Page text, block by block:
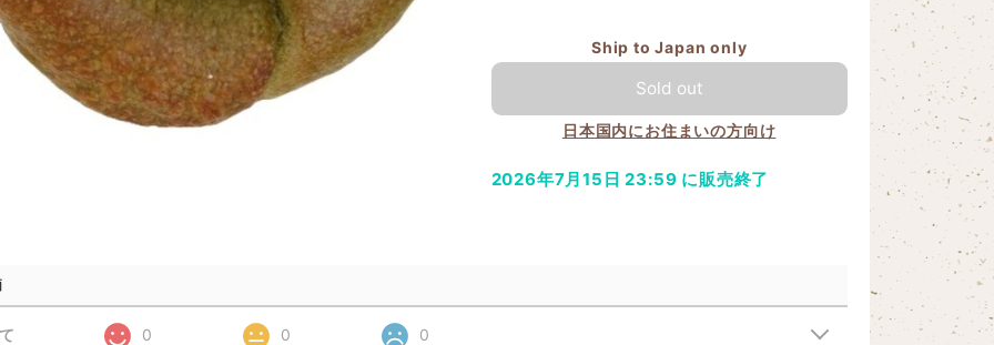
Ship to Japan only
Sold out
日本国内にお住まいの方向け
2026年7月15日 23:59 に販売終了
0 0 0